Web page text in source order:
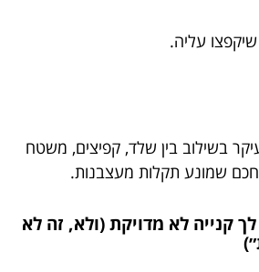
עליה.
בשילוב בין שלד, קפיצים, משטח
חכם שמונע תקלות מעצבנות.
קנייה לא מדויקת (ולא, זה לא